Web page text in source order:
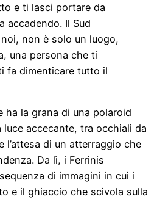
e ti lasci portare da
accadendo. Il Sud
non è solo un luogo,
una persona che ti
fa dimenticare tutto il
ha la grana di una polaroid
accecante, tra occhiali da
l’attesa di un atterraggio che
Da lì, i Ferrinis
di immagini in cui i
e il ghiaccio che scivola sulla